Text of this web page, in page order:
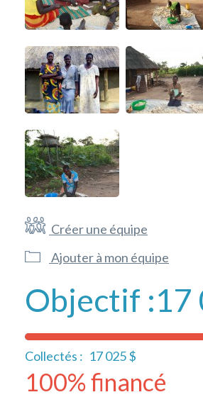
Créer une équipe
Ajouter à mon équipe
Objectif :17
Collectés : 17 025 $
100% financé